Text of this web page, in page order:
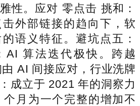
性。应对 零点击 挑和：
外部链接的趋向下，软
语义特征。避坑点五：
AI 算法迭代极快。跨越
AI 间接应对，行业洗牌
成立于 2021 年的洞察力
月为一个完整的增加不